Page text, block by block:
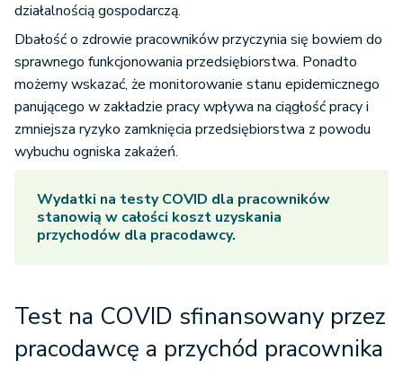
działalnością gospodarczą.
Dbałość o zdrowie pracowników przyczynia się bowiem do
sprawnego funkcjonowania przedsiębiorstwa. Ponadto
możemy wskazać, że monitorowanie stanu epidemicznego
panującego w zakładzie pracy wpływa na ciągłość pracy i
zmniejsza ryzyko zamknięcia przedsiębiorstwa z powodu
wybuchu ogniska zakażeń.
Wydatki na testy COVID dla pracowników
stanowią w całości koszt uzyskania
przychodów dla pracodawcy.
Test na COVID sfinansowany przez
pracodawcę a przychód pracownika